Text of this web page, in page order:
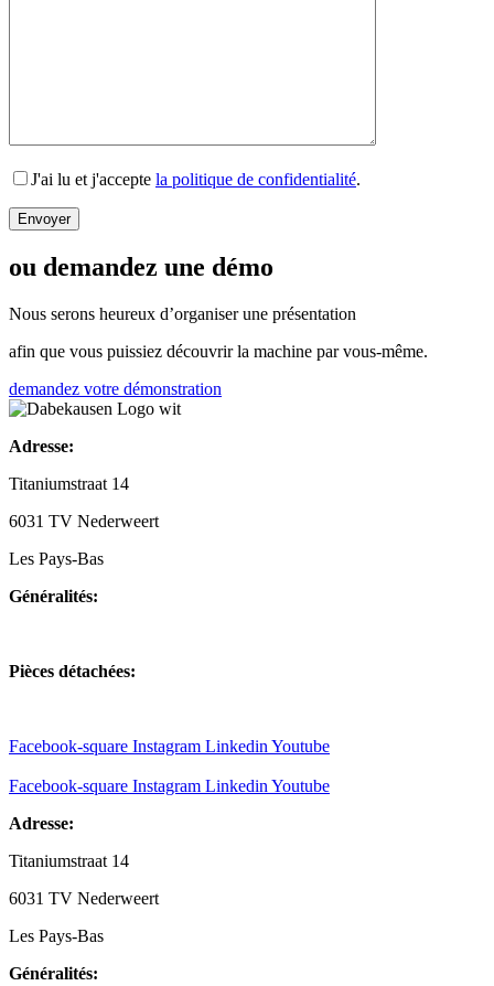
J'ai lu et j'accepte la politique de confidentialité.
ou demandez une démo
Nous serons heureux d’organiser une présentation
afin que vous puissiez découvrir la machine par vous-même.
demandez votre démonstration
Adresse:
Titaniumstraat 14
6031 TV Nederweert
Les Pays-Bas
Généralités:
Pièces détachées:
Facebook-square Instagram Linkedin Youtube
Facebook-square Instagram Linkedin Youtube
Adresse:
Titaniumstraat 14
6031 TV Nederweert
Les Pays-Bas
Généralités: